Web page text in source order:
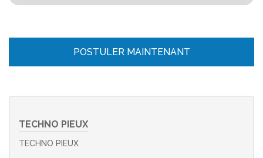
POSTULER MAINTENANT
TECHNO PIEUX
TECHNO PIEUX